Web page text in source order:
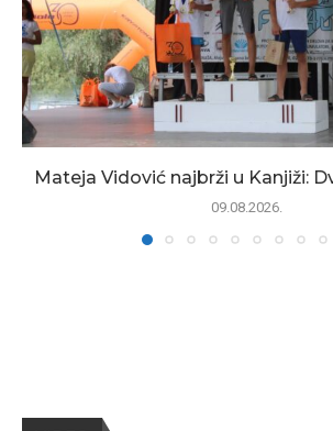
Mateja Vidović najbrži u Kanjiži:
09.08.2026.